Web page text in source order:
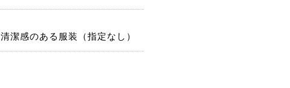
清潔感のある服装（指定なし）